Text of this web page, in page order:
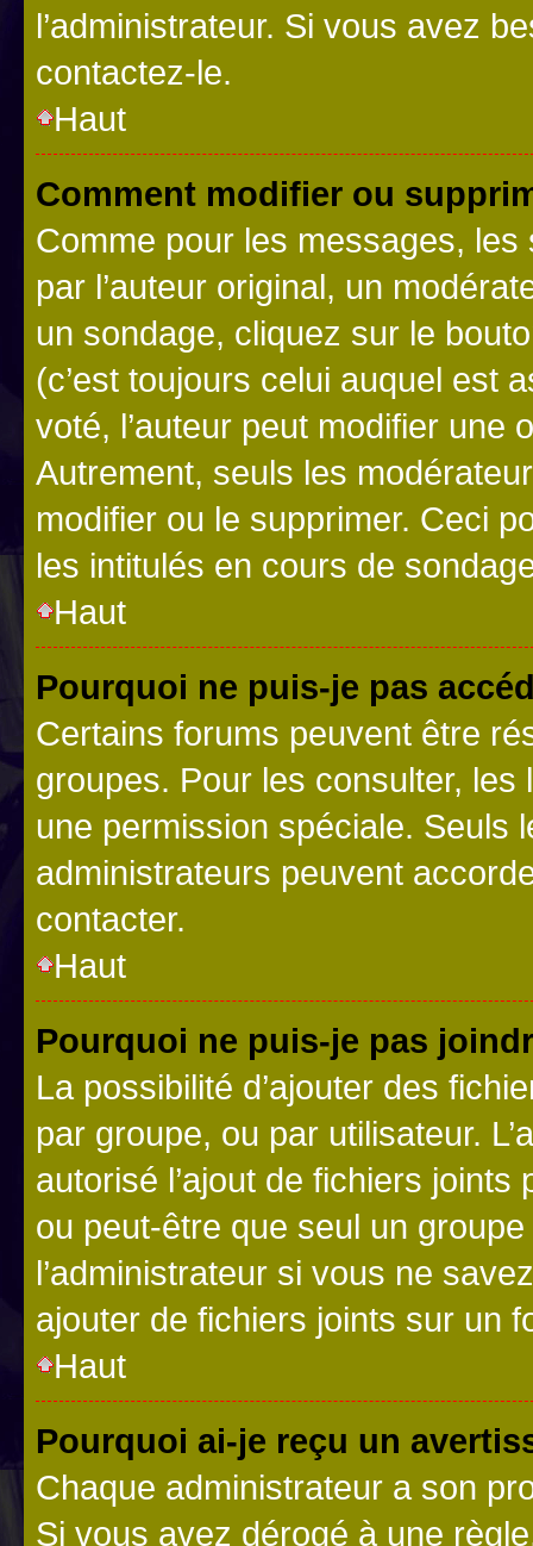
l’administrateur. Si vous avez
contactez-le.
Haut
Comment modifier ou
Comme pour les messages,
par l’auteur original, un
un sondage, cliquez sur le
(c’est toujours celui auquel est
voté, l’auteur peut modifier une
Autrement, seuls les
modifier ou le supprimer. Ceci
les intitulés en cours de
Haut
Pourquoi ne puis-je pas
Certains forums peuvent être
groupes. Pour les consulter,
une permission spéciale. Seuls
administrateurs peuvent
contacter.
Haut
Pourquoi ne puis-je pas
La possibilité d’ajouter des
par groupe, ou par utilisateur.
autorisé l’ajout de fichiers
ou peut-être que seul un
l’administrateur si vous ne
ajouter de fichiers joints sur un
Haut
Pourquoi ai-je reçu un
Chaque administrateur a son
Si vous avez dérogé à une